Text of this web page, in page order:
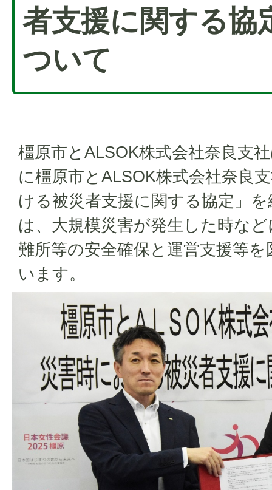
者支援に関する協
ついて
橿原市とALSOK株式会社奈良支
に橿原市とALSOK株式会社奈良
ける被災者支援に関する協定」
は、大規模災害が発生した時な
難所等の安全確保と運営支援等
います。